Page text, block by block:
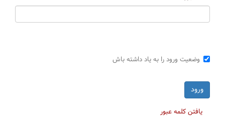
وضعیت ورود را به یاد داشته باش
یافتن کلمه عبور